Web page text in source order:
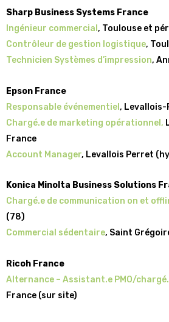
Sharp Business Systems France
Ingénieur commercial , Toulouse et
Contrôleur de gestion logistique,
Technicien Systèmes d’impression,
Epson France
Responsable événementiel , Levallois-
Chargé.e de marketing opérationnel,
France
Account Manager, Levallois Perret
Konica Minolta Business Solutions
Chargé.e de communication on et
(78)
Commercial sédentaire, Saint
Ricoh France
Alternance – Assistant.e PMO/
France (sur site)